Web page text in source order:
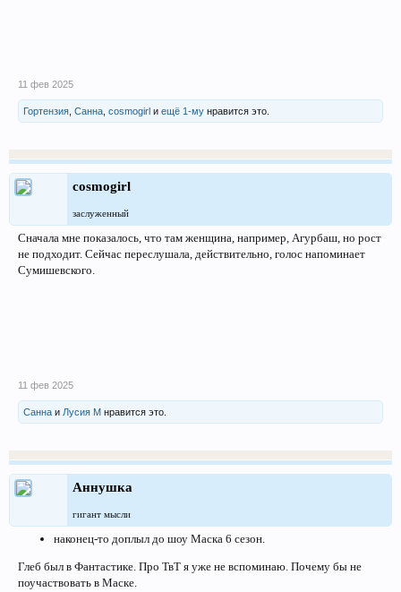
11 фев 2025
Гортензия Санна cosmogirl и ещё 1-му нравится это.
cosmogirl
заслуженный
Сначала мне показалось, что там женщина, например, Агурбаш, но рост
не подходит. Сейчас переслушала, действительно, голос напоминает
Сумишевского.
11 фев 2025
Санна и Лусия М нравится это.
Аннушка
гигант мысли
наконец-то доплыл до шоу Маска 6 сезон.
Глеб был в Фантастике. Про ТвТ я уже не вспоминаю. Почему бы не
поучаствовать в Маске.